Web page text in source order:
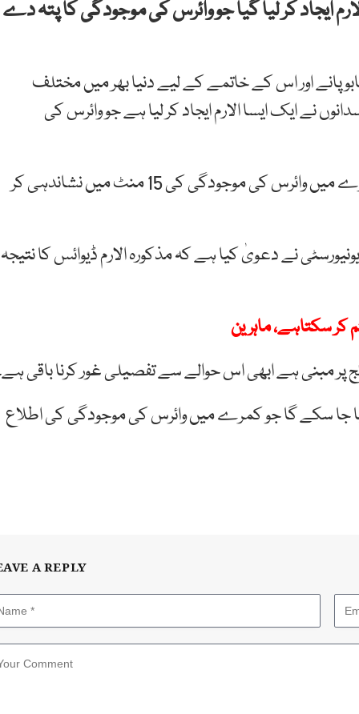
ایجاد کر لیا گیا جو وائرس کی موجودگی کا پتہ دے
پانے اور اس کے خاتمے کے لیے دنیا بھر میں مختلف
نے ایک ایسا الارم ایجاد کر لیا ہے جو وائرس کی
الارم کو کمرے کی چھت پر نصب کیا جائے گا اور وہ کمرے میں وائرس کی موجودگی کی 15 منٹ میں نشاندہی کر
نے دعویٰ کیا ہے کہ مذکورہ الارم ڈیوائس کا نتیجہ
کر سکتاہے، ماہرین
پر مبنی ہے ابھی اس حوالے سے تفصیلی غور کرنا باقی
جا سکے گا جو کمرے میں وائرس کی موجودگی کی اطلاع
A REPLY